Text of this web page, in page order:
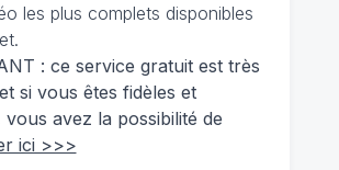
les plus complets disponibles
: ce service gratuit est très
si vous êtes fidèles et
vous avez la possibilité de
ici >>>